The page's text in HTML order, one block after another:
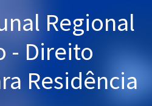
Regional
- Direito
Residência